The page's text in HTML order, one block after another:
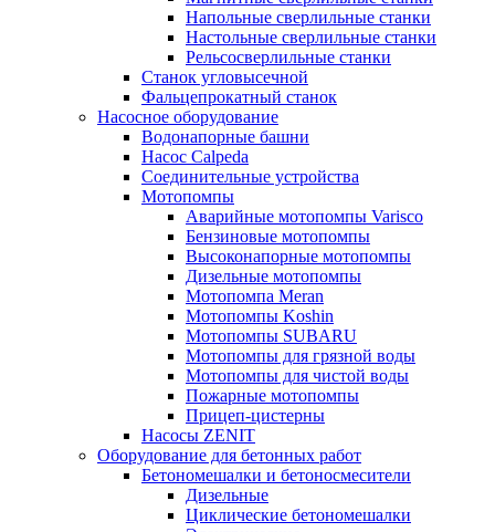
Напольные сверлильные станки
Настольные сверлильные станки
Рельсосверлильные станки
Станок угловысечной
Фальцепрокатный станок
Насосное оборудование
Водонапорные башни
Насос Calpeda
Соединительные устройства
Мотопомпы
Аварийные мотопомпы Varisco
Бензиновые мотопомпы
Высоконапорные мотопомпы
Дизельные мотопомпы
Мотопомпа Meran
Мотопомпы Koshin
Мотопомпы SUBARU
Мотопомпы для грязной воды
Мотопомпы для чистой воды
Пожарные мотопомпы
Прицеп-цистерны
Насосы ZENIT
Оборудование для бетонных работ
Бетономешалки и бетоносмесители
Дизельные
Циклические бетономешалки